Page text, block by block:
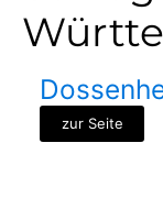
zur Seite